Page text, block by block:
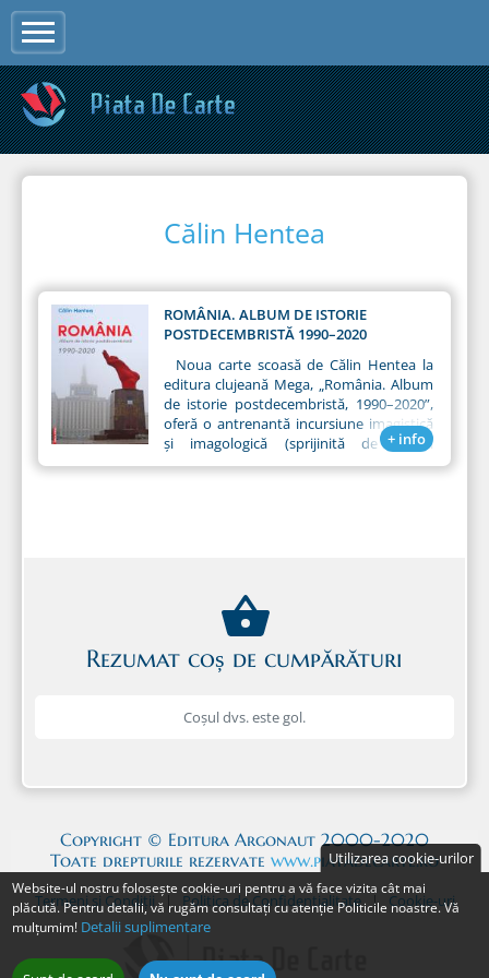
Utilizarea cookie-urilor
Website-ul nostru folosește cookie-uri pentru a vă face vizita cât mai
plăcută. Pentru detalii, vă rugăm consultați cu atenție Politicile noastre. Vă
mulțumim! Detalii suplimentare
Călin Hentea
ROMÂNIA. ALBUM DE ISTORIE
POSTDECEMBRISTĂ 1990–2020
Noua carte scoasă de Călin Hentea la
editura clujeană Mega, „România. Album
de istorie postdecembristă, 1990–2020”,
oferă o antrenantă incursiune imagistică
și imagologică (sprijinită de textul
contextualizant) în trecutul nostru foarte
+ info
Rezumat coș de cumpărături
Coșul dvs. este gol.
Copyright © Editura Argonaut 2000-2020
Toate drepturile rezervate www.piatadecarte.ro
Termeni și Condiții | Politica de Confidențialitate | Cookie-uri